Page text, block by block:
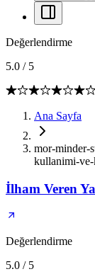
Değerlendirme
5.0 / 5
Ana Sayfa
mor-minder-
kullanimi-
İlham Veren
Değerlendirme
5.0 / 5